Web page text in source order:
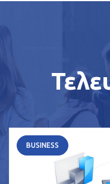
BUSINESS